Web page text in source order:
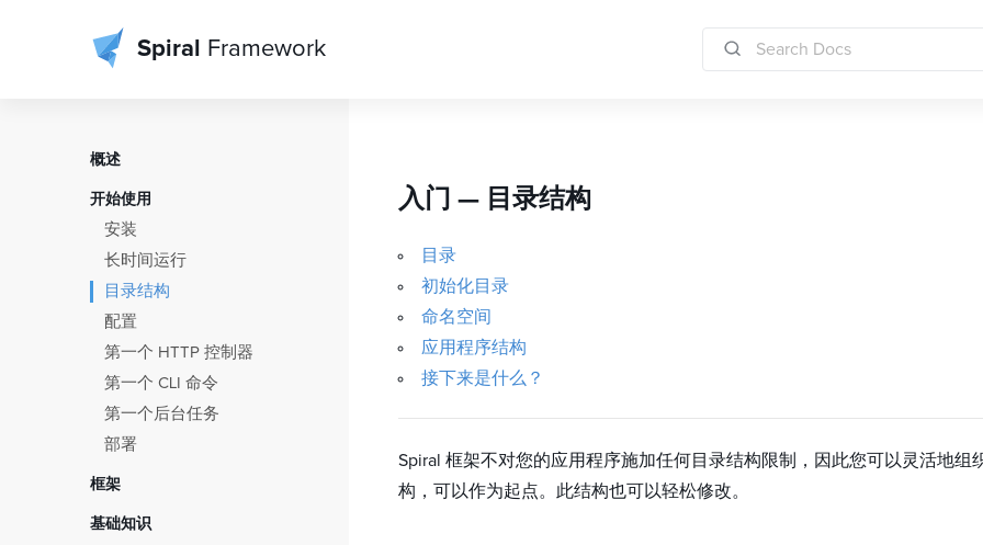
Spiral Framework
概述
目录
关于框架
设计方法
应用生命周期
贡献
版本控制
许可证
开始使用
安装
长时间运行
目录结构
配置
第一个 HTTP 控制器
第一个 CLI 命令
第一个后台任务
部署
框架
内核与环境
基础知识
入门 — 目录结构
目录
初始化目录
命名空间
应用程序结构
接下来是什么？
Spiral 框架不对您的应用程序施加任何目录结构限制，因此您可以灵活地
构，可以作为起点。此结构也可以轻松修改。